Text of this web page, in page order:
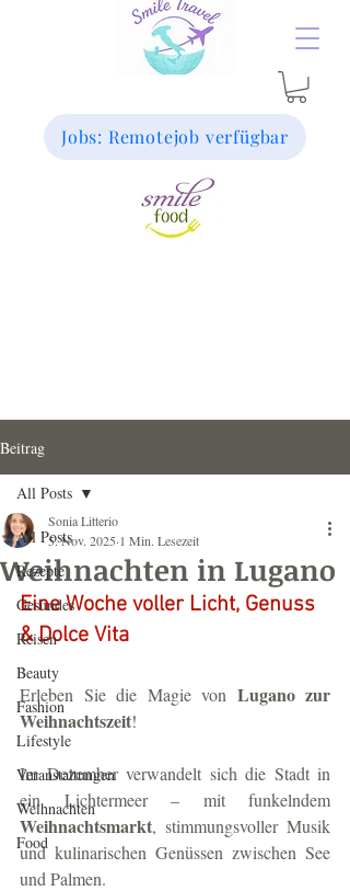
Jobs: Remotejob verfügbar
Beitrag
All Posts
Rezepte
Gesundes
Reisen
Beauty
Fashion
Lifestyle
Veranstaltungen
Weihnachten
Food
All Posts
Weihnachten in Lugano
Sonia Litterio
5. Nov. 2025 1 Min. Lesezeit
Eine Woche voller Licht, Genuss
& Dolce Vita
Erleben Sie die Magie von Lugano zur
Weihnachtszeit!
Im Dezember verwandelt sich die Stadt in
Weihnachtsmarkt, stimmungsvoller Musik
und kulinarischen Genüssen zwischen See
und Palmen.